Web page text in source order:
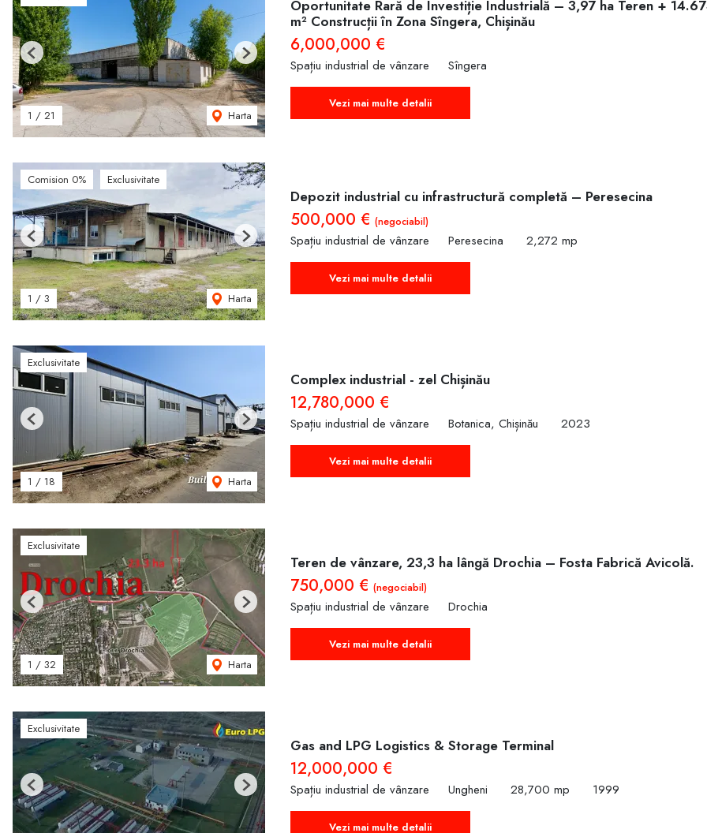
1 / 21 Harta
Previous Next
Oportunitate Rară de Investiție Industrială – 3,97 ha Teren +
m² Construcții în Zona Sîngera, Chișinău
6,000,000 €
Spațiu industrial de vânzare Sîngera
Vezi mai multe detalii
Comision 0% Exclusivitate
1 / 3 Harta
Previous Next
Depozit industrial cu infrastructură completă – Peresecina
500,000 € (negociabil)
Spațiu industrial de vânzare Peresecina 2,272 mp
Vezi mai multe detalii
Exclusivitate
1 / 18 Harta
Previous Next
Complex industrial - zel Chișinău
12,780,000 €
Spațiu industrial de vânzare Botanica, Chișinău 2023
Vezi mai multe detalii
Exclusivitate
1 / 32 Harta
Previous Next
Teren de vânzare, 23,3 ha lângă Drochia – Fosta Fabrică Avicolă.
750,000 € (negociabil)
Spațiu industrial de vânzare Drochia
Vezi mai multe detalii
Exclusivitate
Previous Next
Gas and LPG Logistics & Storage Terminal
12,000,000 €
Spațiu industrial de vânzare Ungheni 28,700 mp 1999
Vezi mai multe detalii